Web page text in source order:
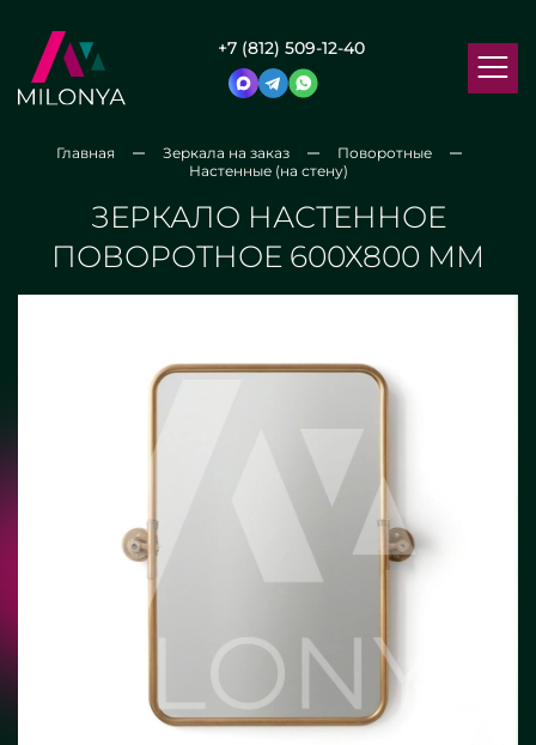
+7 (812) 509-12-40
Главная Зеркала на заказ
Поворотные
Настенные (на стену)
ЗЕРКАЛО НАСТЕННОЕ
ПОВОРОТНОЕ 600Х800 ММ